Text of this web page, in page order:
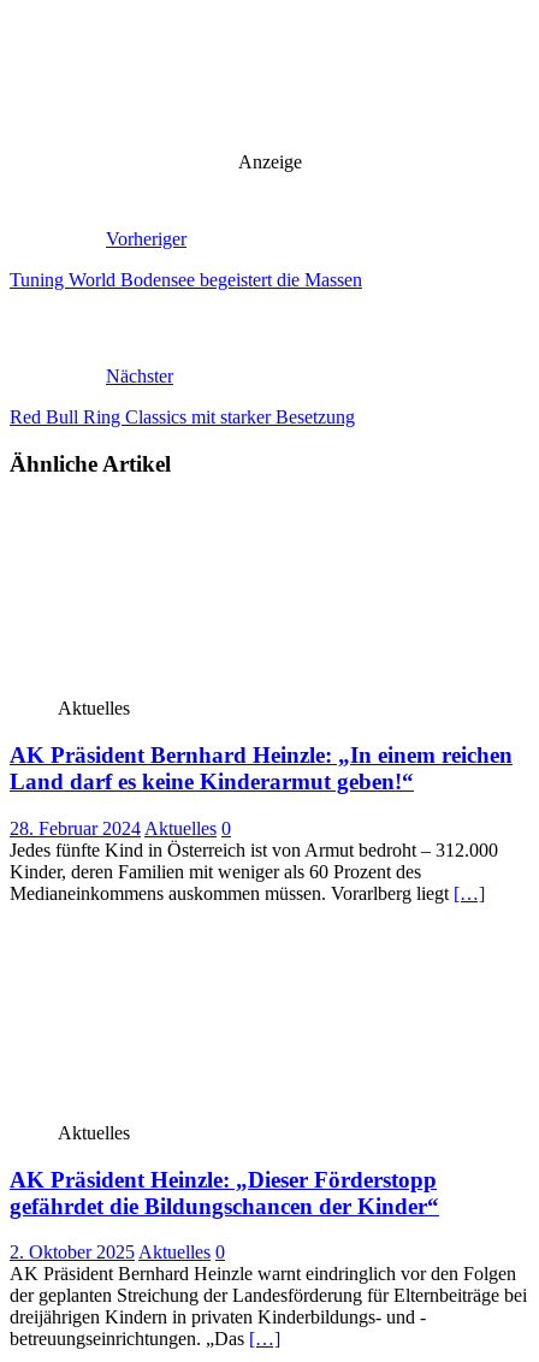
Anzeige
Vorheriger
Tuning World Bodensee begeistert die Massen
Nächster
Red Bull Ring Classics mit starker Besetzung
Ähnliche Artikel
Aktuelles
AK Präsident Bernhard Heinzle: „In einem reichen
Land darf es keine Kinderarmut geben!“
28. Februar 2024 Aktuelles 0
Jedes fünfte Kind in Österreich ist von Armut bedroht – 312.000
Kinder, deren Familien mit weniger als 60 Prozent des
Medianeinkommens auskommen müssen. Vorarlberg liegt […]
Aktuelles
AK Präsident Heinzle: „Dieser Förderstopp
gefährdet die Bildungschancen der Kinder“
2. Oktober 2025 Aktuelles 0
AK Präsident Bernhard Heinzle warnt eindringlich vor den Folgen
der geplanten Streichung der Landesförderung für Elternbeiträge bei
dreijährigen Kindern in privaten Kinderbildungs- und -
betreuungseinrichtungen. „Das […]